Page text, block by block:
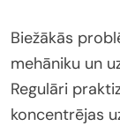
Biežākās
mehāniku un
Regulāri
koncentrējas